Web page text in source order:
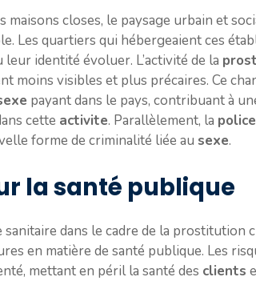
maisons closes, le paysage urbain et
Les quartiers qui hébergeaient ces
leur identité évoluer. L’activité de la
moins visibles et plus précaires. Ce
payant dans le pays, contribuant à
cette activite. Parallèlement, la police
forme de criminalité liée au sexe.
la santé publique
sanitaire dans le cadre de la prostitution
en matière de santé publique. Les
mettant en péril la santé des clients